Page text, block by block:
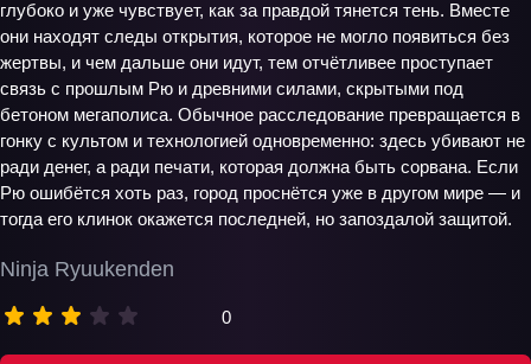
Ninja Ryuukenden
0
глубоко и уже чувствует, как за правдой тянется тень. Вместе
они находят следы открытия, которое не могло появиться без
жертвы, и чем дальше они идут, тем отчётливее проступает
связь с прошлым Рю и древними силами, скрытыми под
бетоном мегаполиса. Обычное расследование превращается в
гонку с культом и технологией одновременно: здесь убивают не
ради денег, а ради печати, которая должна быть сорвана. Если
Рю ошибётся хоть раз, город проснётся уже в другом мире — и
тогда его клинок окажется последней, но запоздалой защитой.